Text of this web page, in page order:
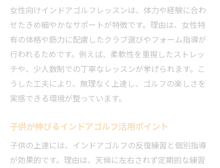
女性向けインドアゴルフレッスンは、体力や経験に合わ
せたきめ細やかなサポートが特徴です。理由は、女性特
有の体格や筋力に配慮したクラブ選びやフォーム指導が
行われるためです。例えば、柔軟性を重視したストレッ
チや、少人数制での丁寧なレッスンが挙げられます。こ
うした工夫により、無理なく上達し、ゴルフの楽しさを
実感できる環境が整っています。
子供が伸びるインドアゴルフ活用ポイント
子供の上達には、インドアゴルフの反復練習と個別指導
が効果的です。理由は、天候に左右されず定期的な練習